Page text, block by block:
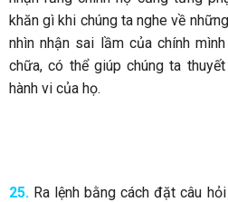
khăn gì khi chúng ta nghe về
nhìn nhận sai lầm của chính
chữa, có thể giúp chúng ta
hành vi của họ.
25. Ra lệnh bằng cách đặt câu